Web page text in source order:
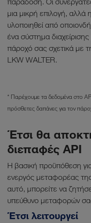
μια μικρή επιλογή,
υλοποιηθεί από
ένα σύστημα
πάροχό σας σχετικά με
LKW WALTER.
* Παρέχουμε τα δεδομένα στο
πρόσθετες δαπάνες για τον
Έτσι θα
διεπαφές API
Η βασική προϋπόθεση
ενεργός μεταφορέας
αυτό, μπορείτε να
υπεύθυνο μεταφορών
Έτσι λειτουργεί